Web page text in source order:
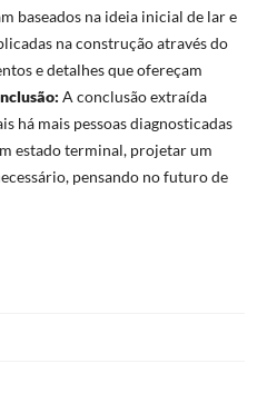
baseados na ideia inicial de lar e
na construção através do
e detalhes que ofereçam
A conclusão extraída
há mais pessoas diagnosticadas
estado terminal, projetar um
pensando no futuro de